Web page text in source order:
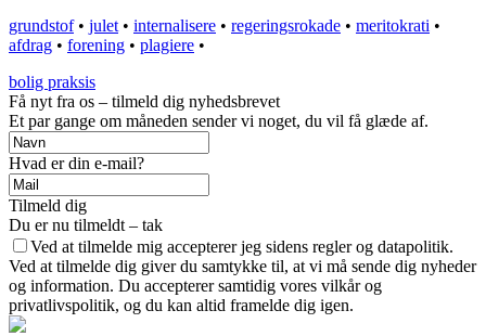
grundstof• julet • internalisere • regeringsrokade • meritokrati •
afdrag • forening • plagiere •
bolig praksis
Få nyt fra os – tilmeld dig nyhedsbrevet
Et par gange om måneden sender vi noget, du vil få glæde af.
Hvad er din e-mail?
Tilmeld dig
Du er nu tilmeldt – tak
Ved at tilmelde mig accepterer jeg sidens regler og datapolitik.
Ved at tilmelde dig giver du samtykke til, at vi må sende dig nyheder
og information. Du accepterer samtidig vores vilkår og
privatlivspolitik, og du kan altid framelde dig igen.